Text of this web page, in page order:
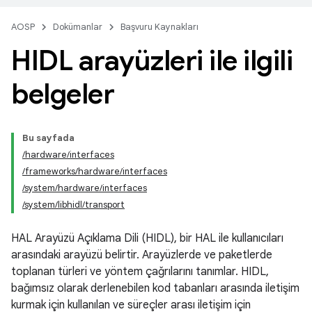
AOSP Dokümanlar Başvuru Kaynakları
HIDL arayüzleri ile ilgili
belgeler
Bu sayfada
/hardware/interfaces
/frameworks/hardware/interfaces
/system/hardware/interfaces
/system/libhidl/transport
HAL Arayüzü Açıklama Dili (HIDL), bir HAL ile kullanıcıları
arasındaki arayüzü belirtir. Arayüzlerde ve paketlerde
toplanan türleri ve yöntem çağrılarını tanımlar. HIDL,
bağımsız olarak derlenebilen kod tabanları arasında iletişim
kurmak için kullanılan ve süreçler arası iletişim için